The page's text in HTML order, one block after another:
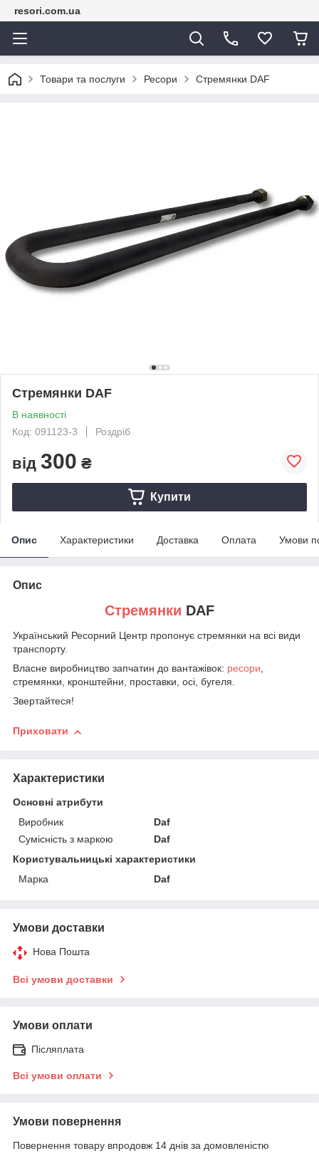
resori.com.ua
Товари та послуги Ресори Стремянки DAF
Стремянки DAF
В наявності
Код: 091123-3
Роздріб
від 300 ₴
Купити
Опис Характеристики Доставка Оплата Умови
Опис
Стремянки DAF
Український Ресорний Центр пропонує стремянки на всі види
транспорту.
Власне виробництво запчатин до вантажівок: ресори,
стремянки, кронштейни, проставки, осі, бугеля.
Звертайтеся!
Приховати
Характеристики
Основні атрибути
Виробник
Daf
Сумісність з маркою
Daf
Користувальницькі характеристики
Марка
Daf
Умови доставки
Нова Пошта
Всі умови доставки
Умови оплати
Післяплата
Всі умови оплати
Умови повернення
Повернення товару впродовж 14 днів за домовленістю